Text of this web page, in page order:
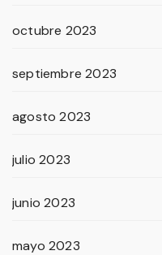
octubre 2023
septiembre 2023
agosto 2023
julio 2023
junio 2023
mayo 2023